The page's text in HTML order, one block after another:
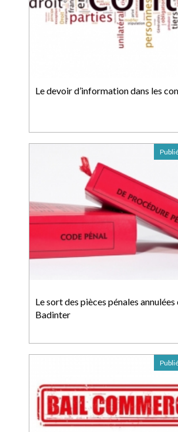
Le devoir d’information dans les
Le sort des pièces pénales annulées
Badinter